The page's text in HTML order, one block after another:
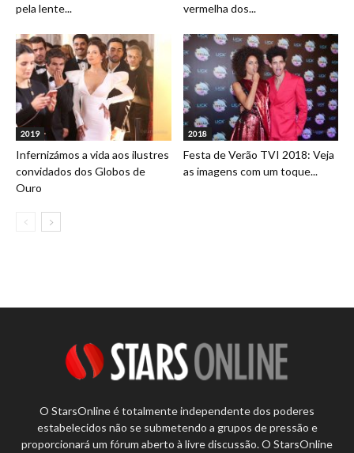
pela lente...
vermelha dos...
2019
Infernizámos a vida aos ilustres
convidados dos Globos de
Ouro
2018
Festa de Verão TVI 2018: Veja
as imagens com um toque...
O StarsOnline é totalmente independente dos poderes
estabelecidos não se submetendo a grupos de pressão e
proporcionará um fórum aberto à livre discussão. O StarsOnline